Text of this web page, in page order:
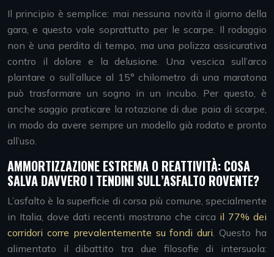
Il principio è semplice: mai nessuna novità il giorno della
gara, e questo vale soprattutto per le scarpe. Il rodaggio
non è una perdita di tempo, ma una polizza assicurativa
contro il dolore e la delusione. Una vescica sull’arco
plantare o sull’alluce al 15° chilometro di una maratona
può trasformare un sogno in un incubo. Per questo, è
anche saggio praticare la rotazione di due paia di scarpe,
in modo da avere sempre un modello già rodato e pronto
all’uso.
AMMORTIZZAZIONE ESTREMA O REATTIVITÀ: COSA
SALVA DAVVERO I TENDINI SULL’ASFALTO ROVENTE?
L’asfalto è la superficie di corsa più comune, specialmente
in Italia, dove dati recenti mostrano che circa il 77% dei
corridori corre prevalentemente su fondi duri . Questo ha
alimentato il dibattito tra due filosofie di intersuola: